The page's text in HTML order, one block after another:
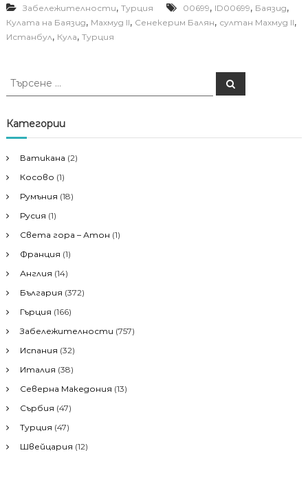
Забележителности, Турция 00699, ID00699, Баязид,
Кулата на Баязид, Махмуд II, Сенекерим Балян, султан Махмуд II,
Истанбул, Кула, Турция
Т
с
е
е
з
а
Т
ъ
е
Категории
Ватикана (2)
Косово (1)
Румъния (18)
Русия (1)
Света гора – Атон (1)
Франция (1)
Англия (14)
България (372)
Гърция (166)
Забележителности (757)
Испания (32)
Италия (38)
Северна Македония (13)
Сърбия (47)
Турция (47)
Швейцария (12)